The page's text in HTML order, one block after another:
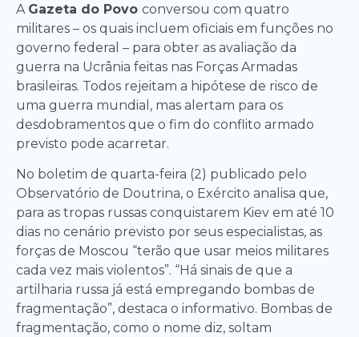
A Gazeta do Povo conversou com quatro
militares – os quais incluem oficiais em funções no
governo federal – para obter as avaliação da
guerra na Ucrânia feitas nas Forças Armadas
brasileiras. Todos rejeitam a hipótese de risco de
uma guerra mundial, mas alertam para os
desdobramentos que o fim do conflito armado
previsto pode acarretar.
No boletim de quarta-feira (2) publicado pelo
Observatório de Doutrina, o Exército analisa que,
para as tropas russas conquistarem Kiev em até 10
dias no cenário previsto por seus especialistas, as
forças de Moscou “terão que usar meios militares
cada vez mais violentos”. “Há sinais de que a
artilharia russa já está empregando bombas de
fragmentação”, destaca o informativo. Bombas de
fragmentação, como o nome diz, soltam